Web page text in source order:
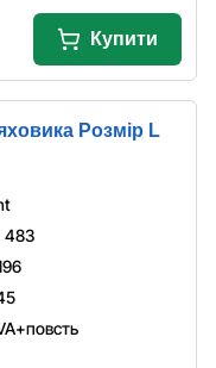
Купити
Розмір L
483